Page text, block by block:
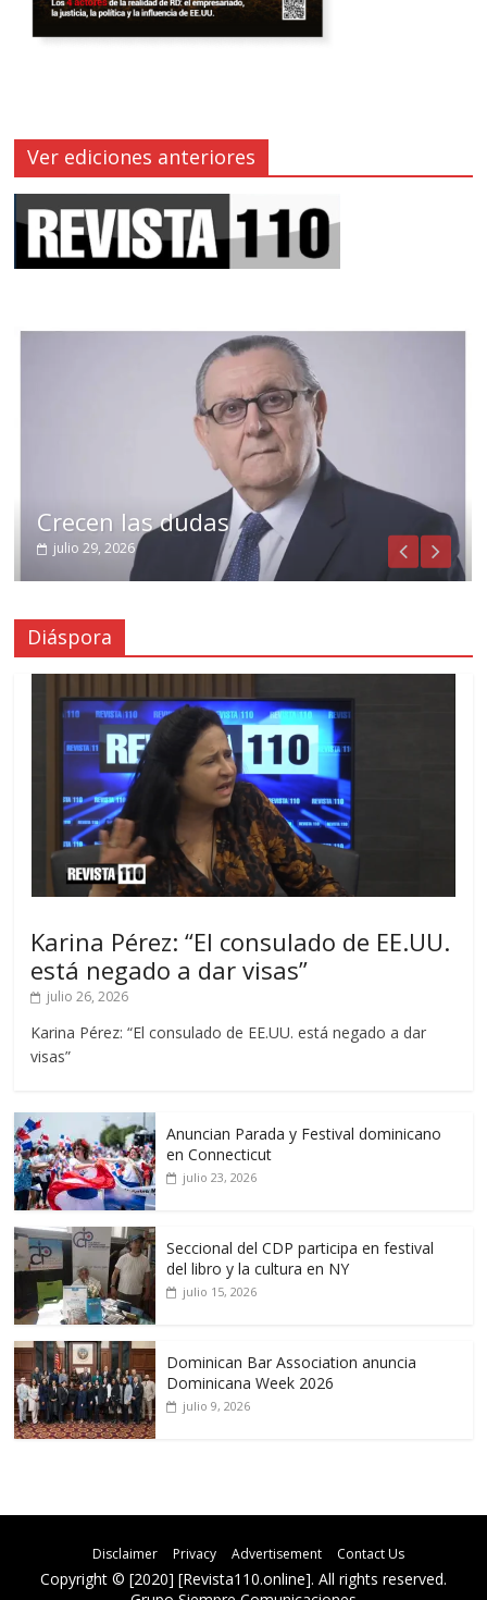
Ver ediciones anteriores
Crecen las dudas
julio 29, 2026
Diáspora
Karina Pérez: “El consulado de EE.UU.
está negado a dar visas”
julio 26, 2026
Karina Pérez: “El consulado de EE.UU. está negado a dar
visas”
Anuncian Parada y Festival dominicano
en Connecticut
julio 23, 2026
Seccional del CDP participa en festival
del libro y la cultura en NY
julio 15, 2026
Dominican Bar Association anuncia
Dominicana Week 2026
julio 9, 2026
Disclaimer Privacy Advertisement Contact Us
Copyright © [2020] [Revista110.online]. All rights reserved.